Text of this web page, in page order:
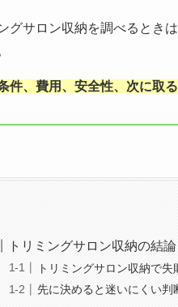
グサロン収納を調べるとき
件、費用、安全性、次に取
トリミングサロン収納の結
トリミングサロン収納で
先に決めると迷いにくい判